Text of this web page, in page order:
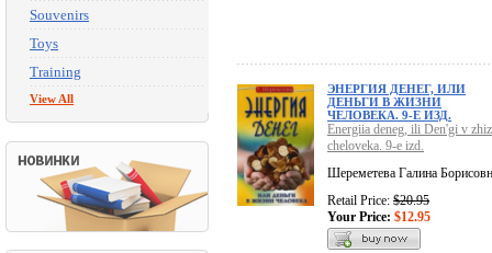
Souvenirs
Toys
Training
View All
ЭНЕРГИЯ ДЕНЕГ, ИЛИ
ДЕНЬГИ В ЖИЗНИ
ЧЕЛОВЕКА. 9-Е ИЗД.
Energiia deneg, ili Den'gi v
cheloveka. 9-e izd.
Шереметева Галина
Retail Price: $20.95
Your Price: $12.95